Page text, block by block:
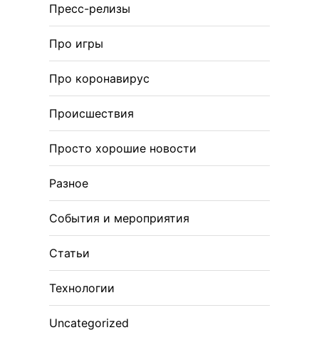
Пресс-релизы
Про игры
Про коронавирус
Происшествия
Просто хорошие новости
Разное
События и мероприятия
Статьи
Технологии
Uncategorized